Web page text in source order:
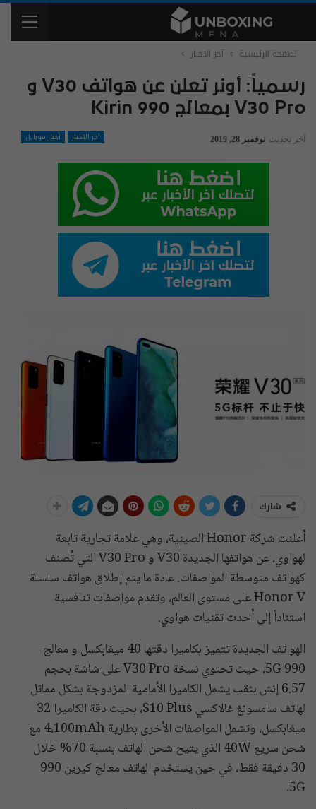
الصفحة الرئيسية آخر الاخبار
رسمياً: أونر تعلن عن هواتف V30 و
V30 Pro بمعالج Kirin 990
آخر الاخبار أخبار موبايل آخر تحديث نوفمبر 28, 2019
شارك
أعلنت شركة Honor الصينية، وهي علامة تجارية تابعة
لهواوي، عن هواتفها الجديدة V30 و V30 Pro التي تُصنف
كهواتف متوسطة المواصفات. عادة ما يتم إطلاق هواتف سلسلة
Honor V على مستوى العالم، وتقدم مواصفات تنافسية
استناداً إلى أحدث تقنيات هواوي.
الهواتف الجديدة تتميز بكاميرا دقتها 40 ميغابكسل و معالج
990 5G، حيث تحتوي نسخة V30 Pro على شاشة بحجم
6.57 إنش بثقب يشمل الكاميرا الأمامية المزدوجة بشكل مماثل
لهاتف سامسونغ غالاكسي S10 Plus، بحيث دقة الكاميرا 32
ميغابكسل، وتشمل المواصفات الأخرى بطارية 4،100mAh مع
شحن سريع 40W الذي يتيح شحن الهاتف بنسبة 70% خلال
30 دقيقة فقط، في حين يستخدم الهاتف معالج كيرين 990
5G.